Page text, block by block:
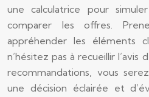
une calculatrice pour
comparer les offres.
appréhender les éléments
n’hésitez pas à recueillir l’avis
recommandations, vous
une décision éclairée et